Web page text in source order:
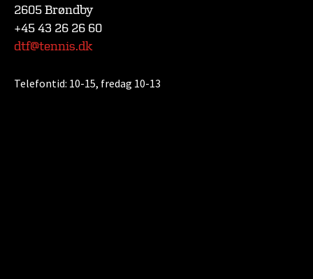
2605 Brøndby
+45 43 26 26 60
dtf@tennis.dk
Telefontid: 10-15, fredag 10-13